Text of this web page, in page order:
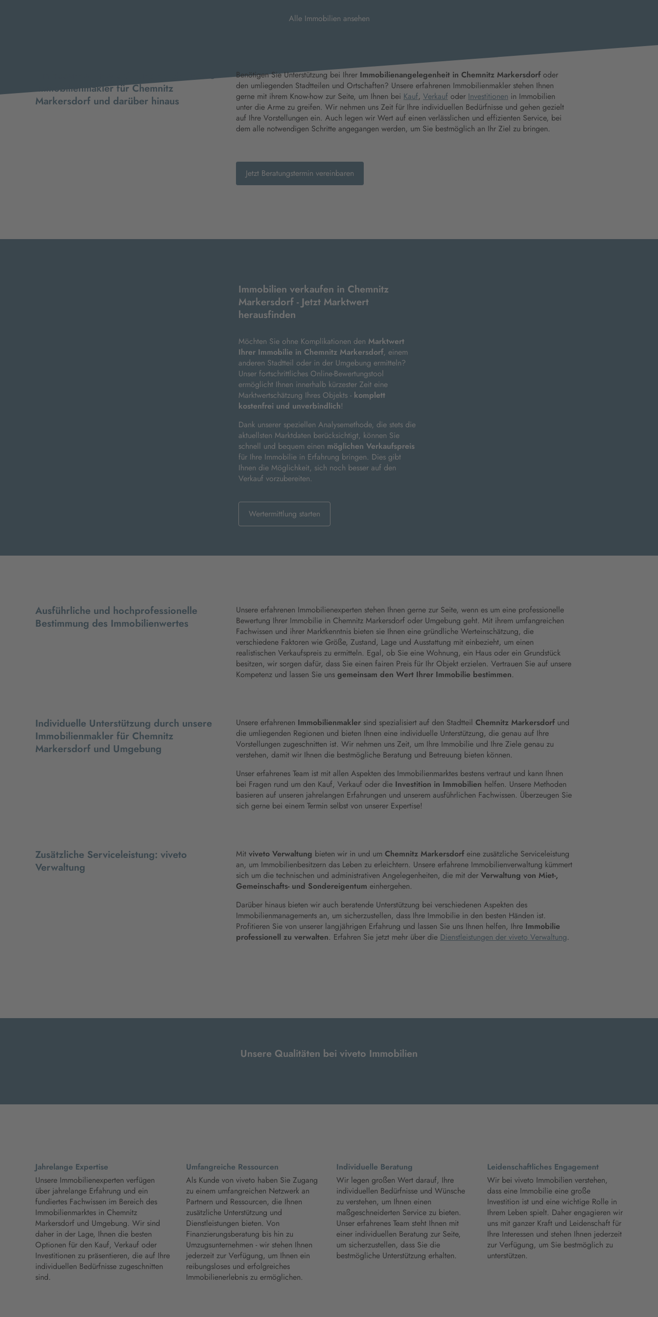
Alle Immobilien ansehen
Umfassende Unterstützung durch unsere
Immobilienmakler für Chemnitz
Markersdorf und darüber hinaus
Benötigen Sie Unterstützung bei Ihrer Immobilienangelegenheit in Chemnitz Markersdorfoder
den umliegenden Stadtteilen und Ortschaften? Unsere erfahrenen Immobilienmakler stehen Ihnen
gerne mit ihrem Know-how zur Seite, um Ihnen bei Kauf, Verkauf oder Investitionen in Immobilien
unter die Arme zu greifen. Wir nehmen uns Zeit für Ihre individuellen Bedürfnisse und gehen gezielt
auf Ihre Vorstellungen ein. Auch legen wir Wert auf einen verlässlichen und effizienten Service, bei
dem alle notwendigen Schritte angegangen werden, um Sie bestmöglich an Ihr Ziel zu bringen.
Jetzt Beratungstermin vereinbaren
Immobilien verkaufen in Chemnitz
Markersdorf - Jetzt Marktwert
herausfinden
Möchten Sie ohne Komplikationen den Marktwert
Ihrer Immobilie in Chemnitz Markersdorf, einem
anderen Stadtteil oder in der Umgebung ermitteln?
Unser fortschrittliches Online-Bewertungstool
ermöglicht Ihnen innerhalb kürzester Zeit eine
Marktwertschätzung Ihres Objekts - komplett
kostenfrei und unverbindlich!
Dank unserer speziellen Analysemethode, die stets die
aktuellsten Marktdaten berücksichtigt, können Sie
schnell und bequem einen möglichen Verkaufspreis
für Ihre Immobilie in Erfahrung bringen. Dies gibt
Ihnen die Möglichkeit, sich noch besser auf den
Verkauf vorzubereiten.
Wertermittlung starten
Ausführliche und hochprofessionelle
Bestimmung des Immobilienwertes
Unsere erfahrenen Immobilienexperten stehen Ihnen gerne zur Seite, wenn es um eine professionelle
Bewertung Ihrer Immobilie in Chemnitz Markersdorf oder Umgebung geht. Mit ihrem umfangreichen
Fachwissen und ihrer Marktkenntnis bieten sie Ihnen eine gründliche Werteinschätzung, die
verschiedene Faktoren wie Größe, Zustand, Lage und Ausstattung mit einbezieht, um einen
realistischen Verkaufspreis zu ermitteln. Egal, ob Sie eine Wohnung, ein Haus oder ein Grundstück
besitzen, wir sorgen dafür, dass Sie einen fairen Preis für Ihr Objekt erzielen. Vertrauen Sie auf unsere
Kompetenz und lassen Sie uns gemeinsam den Wert Ihrer Immobilie bestimmen.
Individuelle Unterstützung durch unsere
Immobilienmakler für Chemnitz
Markersdorf und Umgebung
Unsere erfahrenen Immobilienmakler sind spezialisiert auf den Stadtteil Chemnitz Markersdorfund
die umliegenden Regionen und bieten Ihnen eine individuelle Unterstützung, die genau auf Ihre
Vorstellungen zugeschnitten ist. Wir nehmen uns Zeit, um Ihre Immobilie und Ihre Ziele genau zu
verstehen, damit wir Ihnen die bestmögliche Beratung und Betreuung bieten können.
Unser erfahrenes Team ist mit allen Aspekten des Immobilienmarktes bestens vertraut und kann Ihnen
bei Fragen rund um den Kauf, Verkauf oder die Investition in Immobilien helfen. Unsere Methoden
basieren auf unseren jahrelangen Erfahrungen und unserem ausführlichen Fachwissen. Überzeugen Sie
sich gerne bei einem Termin selbst von unserer Expertise!
Zusätzliche Serviceleistung: viveto
Verwaltung
Mit viveto Verwaltung bieten wir in und um Chemnitz Markersdorfeine zusätzliche Serviceleistung
an, um Immobilienbesitzern das Leben zu erleichtern. Unsere erfahrene Immobilienverwaltung kümmert
sich um die technischen und administrativen Angelegenheiten, die mit der Verwaltung von Miet-,
Gemeinschafts- und Sondereigentum einhergehen.
Darüber hinaus bieten wir auch beratende Unterstützung bei verschiedenen Aspekten des
Immobilienmanagements an, um sicherzustellen, dass Ihre Immobilie in den besten Händen ist.
Profitieren Sie von unserer langjährigen Erfahrung und lassen Sie uns Ihnen helfen, Ihre Immobilie
professionell zu verwalten. Erfahren Sie jetzt mehr über die Dienstleistungen der viveto Verwaltung.
Unsere Qualitäten bei viveto Immobilien
Jahrelange Expertise
Unsere Immobilienexperten verfügen
über jahrelange Erfahrung und ein
fundiertes Fachwissen im Bereich des
Immobilienmarktes in Chemnitz
Markersdorf und Umgebung. Wir sind
daher in der Lage, Ihnen die besten
Optionen für den Kauf, Verkauf oder
Investitionen zu präsentieren, die auf Ihre
individuellen Bedürfnisse zugeschnitten
sind.
Umfangreiche Ressourcen
Als Kunde von viveto haben Sie Zugang
zu einem umfangreichen Netzwerk an
Partnern und Ressourcen, die Ihnen
zusätzliche Unterstützung und
Dienstleistungen bieten. Von
Finanzierungsberatung bis hin zu
Umzugsunternehmen - wir stehen Ihnen
jederzeit zur Verfügung, um Ihnen ein
reibungsloses und erfolgreiches
Immobilienerlebnis zu ermöglichen.
Individuelle Beratung
Wir legen großen Wert darauf, Ihre
individuellen Bedürfnisse und Wünsche
zu verstehen, um Ihnen einen
maßgeschneiderten Service zu bieten.
Unser erfahrenes Team steht Ihnen mit
einer individuellen Beratung zur Seite,
um sicherzustellen, dass Sie die
bestmögliche Unterstützung erhalten.
Leidenschaftliches Engagement
Wir bei viveto Immobilien verstehen,
dass eine Immobilie eine große
Investition ist und eine wichtige Rolle in
Ihrem Leben spielt. Daher engagieren wir
uns mit ganzer Kraft und Leidenschaft für
Ihre Interessen und stehen Ihnen jederzeit
zur Verfügung, um Sie bestmöglich zu
unterstützen.